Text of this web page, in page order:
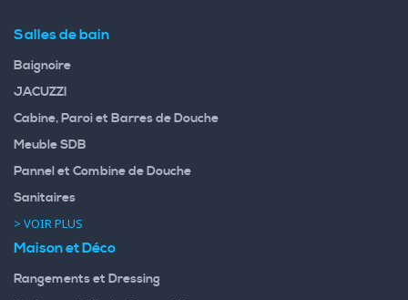
Salles de bain
Baignoire
JACUZZI
Cabine, Paroi et Barres de Douche
Meuble SDB
Pannel et Combine de Douche
Sanitaires
> VOIR PLUS
Maison et Déco
Rangements et Dressing